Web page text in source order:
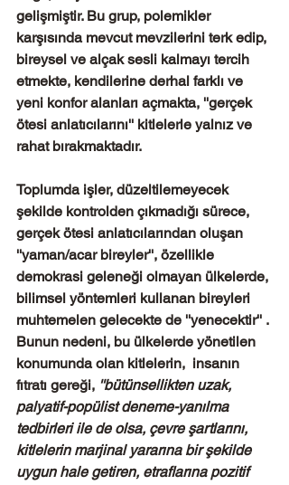
gelişmiştir. Bu grup, polemikler
karşısında mevcut mevzilerini terk edip,
bireysel ve alçak sesli kalmayı tercih
etmekte, kendilerine derhal farklı ve
yeni konfor alanları açmakta, ''gerçek
ötesi anlatıcılarını'' kitlelerle yalnız ve
rahat bırakmaktadır.
Toplumda işler, düzeltilemeyecek
şekilde kontrolden çıkmadığı sürece,
gerçek ötesi anlatıcılarından oluşan
''yaman/acar bireyler'', özellikle
demokrasi geleneği olmayan ülkelerde,
bilimsel yöntemleri kullanan bireyleri
muhtemelen gelecekte de ''yenecektir'' .
Bunun nedeni, bu ülkelerde yönetilen
konumunda olan kitlelerin,  insanın
fıtratı gereği, ''bütünsellikten uzak,
palyatif-popülist deneme-yanılma
tedbirleri ile de olsa, çevre şartlarını,
kitlelerin marjinal yararına bir şekilde
uygun hale getiren, etraflarına pozitif